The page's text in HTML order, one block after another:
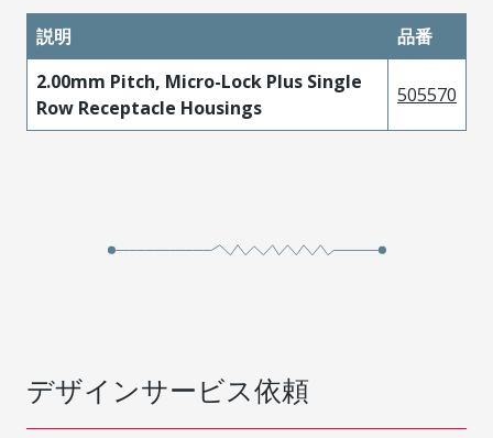
説明
品番
2.00mm Pitch, Micro-Lock Plus Single
Row Receptacle Housings
505570
デザインサービス依頼